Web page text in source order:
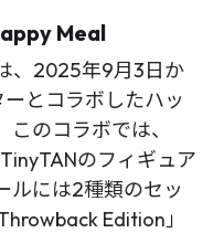
Meal
、2025年9月3日か
とコラボしたハッ
のコラボでは、
のフィギュア
ルには2種類のセッ
Edition」